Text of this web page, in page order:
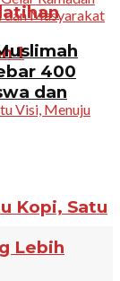
1
Kopi, Satu
Lebih
400
dan